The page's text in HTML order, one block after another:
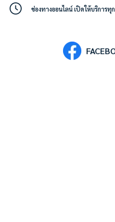
ช่องทางออนไลน์ เปิดให้บริการทุ